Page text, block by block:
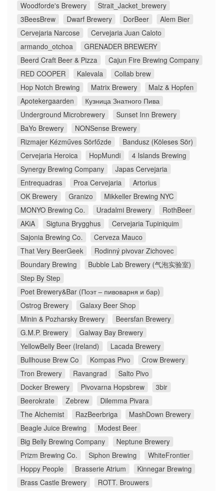
Woodforde's Brewery
Strait_Jacket_brewery
3BeesBrew
Dwarf Brewery DorBeer
Alem Bier
Cervejaria Narcose
Cervejaria Juan Caloto
armando_otchoa
GRENADER BREWERY
Beerd Craft Beer & Pizza
Cajun Fire Brewing Company
RED COOPER
Kalevala
Collab brew
Hop Notch Brewing
Matrix Brewery
Malz & Hopfen
Apotekergaarden
Кузница Знатного Пива
Underground Microbrewery
Sunset Inn Brewery
BaYo Brewery
NONSense Brewery
Rizmajer Kézműves Sörfőzde
Bandusz (Köleses Sör)
Cervejaria Heroica
HopMundi
4 Islands Brewing
Synergy Brewing Company
Japas Cervejaria
Entrequadras
Proa Cervejaria
Artorius
OK Brewery
Granizo
Mikkeller Brewing NYC
MONYO Brewing Co.
Uradalmi Brewery
RothBeer
AKiA
Sigtuna Brygghus
Cervejaria Tupiniquim
Sajonia Brewing Co.
Cerveza Mauco
That Very BeerGeek
Rodinný pivovar Zichovec
Boundary Brewing
Bubble Lab Brewery (气泡实验室)
Step By Step
Poet Brewery&Bar (Поэт – пивоварня и бар)
Ostrog Brewery
Galaxy Beer Shop
Minin & Pozharsky Brewery
Beersfan Brewery
G.M.P. Brewery
Galway Bay Brewery
YellowBelly Beer (Ireland)
Lacada Brewery
Bullhouse Brew Co
Kompas Pivo
Crow Brewery
Tron Brewery
Ravangrad
Salto Pivo
Docker Brewery
Pivovarna Hopsbrew
3bir
Beerokrate
Zebrew
Dilemma Pivara
The Alchemist
RazBeerbriga
MashDown Brewery
Beagle Juice Brewing
Modest Beer
Big Belly Brewing Company
Neptune Brewery
Prizm Brewing Co.
Siphon Brewing
WhiteFrontier
Hoppy People
Brasserie Atrium
Kinnegar Brewing
Brass Castle Brewery
ROTT. Brouwers